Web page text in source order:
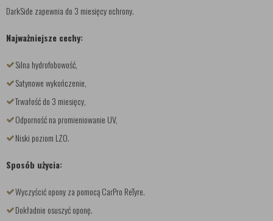
DarkSide zapewnia do 3 miesięcy ochrony.
Najważniejsze cechy:
Silna hydrofobowość,
Satynowe wykończenie,
Trwałość do 3 miesięcy,
Odporność na promieniowanie UV,
Niski poziom LZO.
Sposób użycia:
Wyczyścić opony za pomocą CarPro ReTyre.
Dokładnie osuszyć oponę.